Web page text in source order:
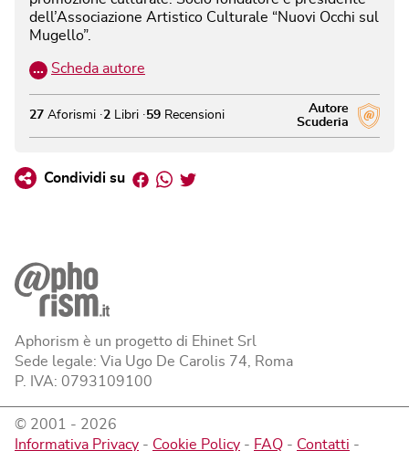
dell’Associazione Artistico Culturale “Nuovi Occhi sul
Mugello”.
… Scheda autore
Autore
Scuderia
27 Aforismi 2 Libri 59 Recensioni
Condividi su Facebook
Whatsapp
Twitter
Aphorism è un progetto di Ehinet Srl
Sede legale: Via Ugo De Carolis 74, Roma
P. IVA: 0793109100
© 2001 - 2026
Informativa Privacy - Cookie Policy - FAQ - Contatti -